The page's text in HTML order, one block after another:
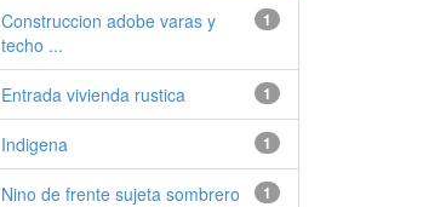
1
Construccion adobe varas y
techo ...
1
Entrada vivienda rustica
1
Indigena
1
Nino de frente sujeta sombrero